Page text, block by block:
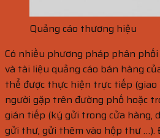
Quảng cáo thương hiệu
Có nhiều phương pháp phân phối
và tài liệu quảng cáo bán hàng
thể được thực hiện trực tiếp
người gặp trên đường phố hoặc
gián tiếp (ký gửi trong cửa hàng,
gửi thư, gửi thêm vào hộp thư …).